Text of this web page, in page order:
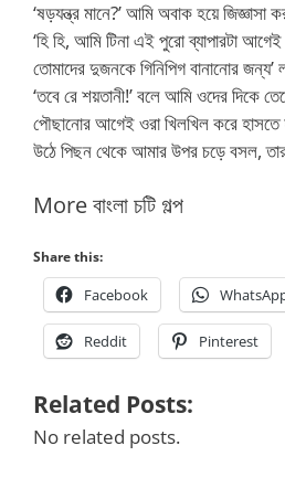
‘ষড়যন্ত্র মানে?’ আমি অবাক হয়ে জিজ্ঞাসা
‘হি হি, আমি টিনা এই পুরো ব্যাপারটা আগেই
তোমাদের দুজনকে গিনিপিগ বানানোর জন্য’
‘তবে রে শয়তানী!’ বলে আমি ওদের দিকে
পৌছানোর আগেই ওরা খিলখিল করে হাসতে
উঠে পিছন থেকে আমার উপর চড়ে বসল,
More বাংলা চটি গল্প
Share this:
Facebook
Reddit Pinterest
Related Posts:
No related posts.